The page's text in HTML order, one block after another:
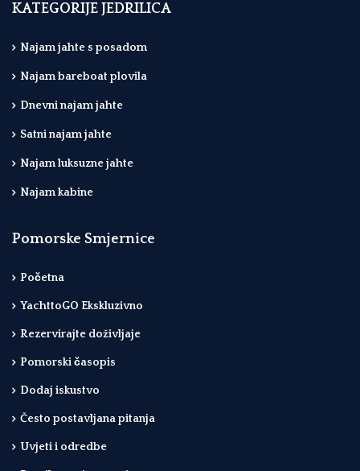
KATEGORIJE JEDRILICA
Najam jahte s posadom
Najam bareboat plovila
Dnevni najam jahte
Satni najam jahte
Najam luksuzne jahte
Najam kabine
Pomorske Smjernice
Početna
YachttoGO Ekskluzivno
Rezervirajte doživljaje
Pomorski časopis
Dodaj iskustvo
Često postavljana pitanja
Uvjeti i odredbe